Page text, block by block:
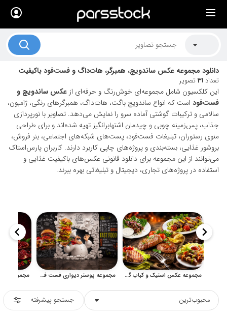
دانلود مجموعه عکس ساندویچ، همبرگر، هات‌داگ و فست‌فود باکیفیت
تعداد 31تصویر
این کلکسیون شامل مجموعه‌ای خوش‌رنگ و حرفه‌ای از عکس ساندویچ و
فست‌فود است که انواع ساندویچ باگت، هات‌داگ، همبرگرهای رنگی، ژامبون،
سالامی و ترکیبات گوشتی آماده سرو را نمایش می‌دهد. تصاویر با نورپردازی
جذاب، پس‌زمینه چوبی و چیدمان اشتهابرانگیز تهیه شده‌اند و برای طراحی
منوی رستوران، تبلیغات فست‌فود، پست‌های شبکه‌های اجتماعی، بنر فروش،
بروشور غذایی، بسته‌بندی و پروژه‌های چاپی کاربرد دارند. کاربران پارس‌استاک
می‌توانند از این مجموعه برای دانلود قانونی عکس‌های باکیفیت غذایی و
استفاده در پروژه‌های تجاری، دیجیتال و تبلیغاتی بهره ببرند.
مجموعه عکس استیک و کباب گریل‌شده برای منو و تبلیغات غذا مجموعه پوستر دیواری فست فود با طرح همبرگر و سرآشپز
محبوب‌ترین جستجو پیشرفته
× لیست قیمت ها
موضوعات تصاویر
دکوراسیون و فضاها
هنرمندان ایرانی
کسب درآمد از فروش تصاویر
021 28428845
تماس با ما